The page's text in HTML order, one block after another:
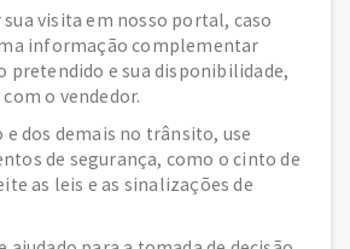
visita em nosso portal, caso
informação complementar
pretendido e sua disponibilidade,
o vendedor.
e dos demais no trânsito, use
de segurança, como o cinto de
as leis e as sinalizações de